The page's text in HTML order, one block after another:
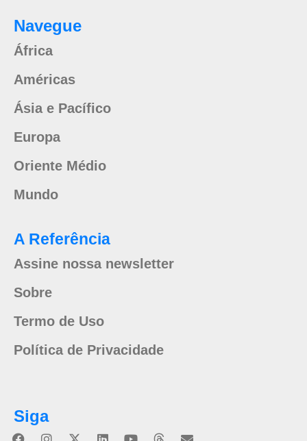
Navegue
África
Américas
Ásia e Pacífico
Europa
Oriente Médio
Mundo
A Referência
Assine nossa newsletter
Sobre
Termo de Uso
Política de Privacidade
Siga